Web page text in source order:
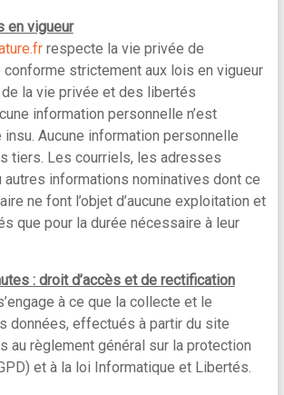
en vigueur
respecte la vie privée de
conforme strictement aux lois en vigueur
la vie privée et des libertés
information personnelle n’est
Aucune information personnelle
tiers. Les courriels, les adresses
informations nominatives dont ce
ne font l’objet d’aucune exploitation et
que pour la durée nécessaire à leur
: droit d’accès et de rectification
à ce que la collecte et le
données, effectués à partir du site
au règlement général sur la protection
et à la loi Informatique et Libertés.